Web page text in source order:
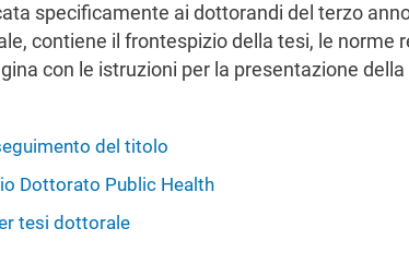
specificamente ai dottorandi del terzo
contiene il frontespizio della tesi, le norme
con le istruzioni per la presentazione
del titolo
Dottorato Public Health
tesi dottorale